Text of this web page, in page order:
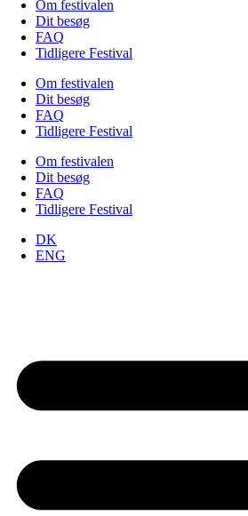
Om festivalen
Dit besøg
FAQ
Tidligere Festival
Om festivalen
Dit besøg
FAQ
Tidligere Festival
Om festivalen
Dit besøg
FAQ
Tidligere Festival
DK
ENG